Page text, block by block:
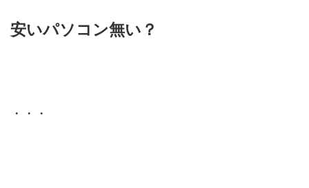
安いパソコン無い？
・・・